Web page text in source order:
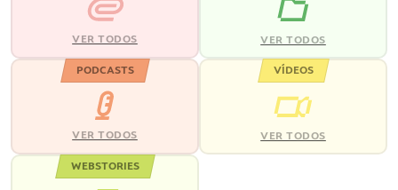
VER TODOS VER TODOS
PODCASTS
VER TODOS
VÍDEOS
VER TODOS
WEBSTORIES